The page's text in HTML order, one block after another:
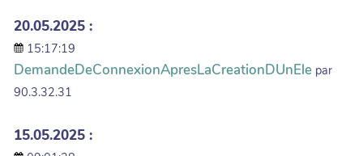
20.05.2025 :
15:17:19
DemandeDeConnexionApresLaCreationDUnEle par
90.3.32.31
15.05.2025 :